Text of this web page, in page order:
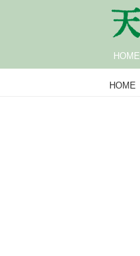
HOME
HOME